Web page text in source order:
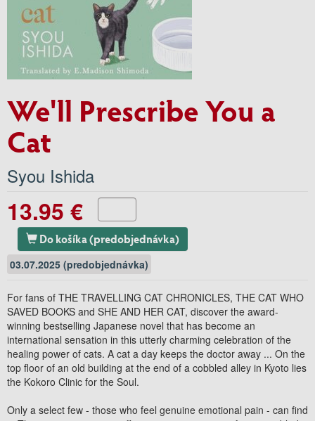
We'll Prescribe You a
Cat
Syou Ishida
13.95 €
Do košíka (predobjednávka)
03.07.2025 (predobjednávka)
For fans of THE TRAVELLING CAT CHRONICLES, THE CAT WHO
SAVED BOOKS and SHE AND HER CAT, discover the award-
winning bestselling Japanese novel that has become an
international sensation in this utterly charming celebration of the
healing power of cats. A cat a day keeps the doctor away ... On the
top floor of an old building at the end of a cobbled alley in Kyoto lies
the Kokoro Clinic for the Soul.
Only a select few - those who feel genuine emotional pain - can find